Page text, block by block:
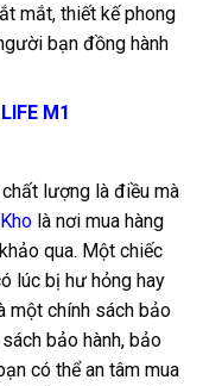
mắt, thiết kế phong
bạn đồng hành
M1
lượng là điều mà
là nơi mua hàng
qua. Một chiếc
lúc bị hư hỏng hay
một chính sách bảo
bảo hành, bảo
có thể an tâm mua